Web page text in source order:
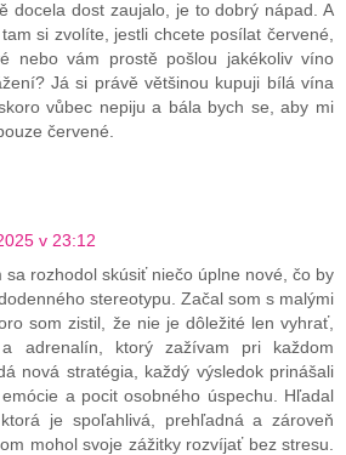
docela dost zaujalo, je to dobrý nápad. A
si zvolíte, jestli chcete posílat červené,
nebo vám prostě pošlou jakékoliv víno
Já si právě většinou kupuji bílá vína
vůbec nepiju a bála bych se, aby mi
červené.
v 23:12
sa rozhodol skúsiť niečo úplne nové, čo by
stereotypu. Začal som s malými
som zistil, že nie je dôležité len vyhrať,
adrenalín, ktorý zažívam pri každom
nová stratégia, každý výsledok prinášali
a pocit osobného úspechu. Hľadal
je spoľahlivá, prehľadná a zároveň
mohol svoje zážitky rozvíjať bez stresu.